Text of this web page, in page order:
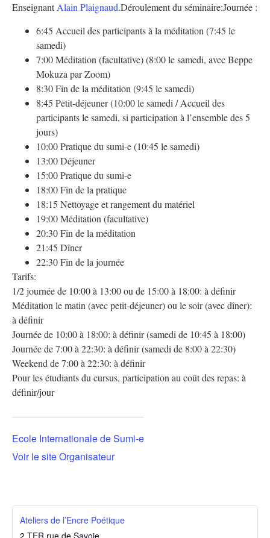
EnseignantAlain Plaignaud.Déroulement du séminaire:Journée :
6:45 Accueil des participants à la méditation (7:45 le
samedi)
7:00 Méditation (facultative) (8:00 le samedi, avec Beppe
Mokuza par Zoom)
8:30 Fin de la méditation (9:45 le samedi)
8:45 Petit-déjeuner (10:00 le samedi / Accueil des
participants le samedi, si participation à l’ensemble des 5
jours)
10:00 Pratique du sumi-e (10:45 le samedi)
13:00 Déjeuner
15:00 Pratique du sumi-e
18:00 Fin de la pratique
18:15 Nettoyage et rangement du matériel
19:00 Méditation (facultative)
20:30 Fin de la méditation
21:45 Dîner
22:30 Fin de la journée
Tarifs:
1/2 journée de 10:00 à 13:00 ou de 15:00 à 18:00: à définir
Méditation le matin (avec petit-déjeuner) ou le soir (avec dîner):
à définir
Journée de 10:00 à 18:00: à définir (samedi de 10:45 à 18:00)
Journée de 7:00 à 22:30: à définir (samedi de 8:00 à 22:30)
Weekend de 7:00 à 22:30: à définir
Pour les étudiants du cursus, participation au coût des repas: à
définir/jour
Ecole Internationale de Sumi-e
Voir le site Organisateur
Ateliers de l’Encre Poétique
2 TER rue de Savoie